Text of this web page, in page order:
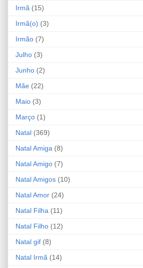
Irmã (15)
Irmã(o) (3)
Irmão (7)
Julho (3)
Junho (2)
Mãe (22)
Maio (3)
Março (1)
Natal (369)
Natal Amiga (8)
Natal Amigo (7)
Natal Amigos (10)
Natal Amor (24)
Natal Filha (11)
Natal Filho (12)
Natal gif (8)
Natal Irmã (14)